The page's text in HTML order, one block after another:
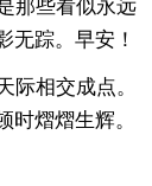
那些看似永远
无踪。早安！
际相交成点。
熠熠生辉。